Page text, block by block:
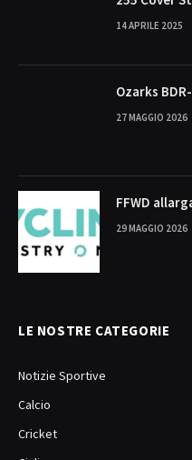
14 APRILE 2025
Ozarks
27 MAGGIO 2026
FFWD
29 MAGGIO 2026
LE NOSTRE CATEGORIE
Notizie Sportive
Calcio
Cricket